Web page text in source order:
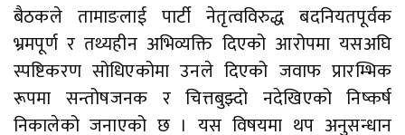
बैठकले तामाङलाई पार्टी नेतृत्वविरुद्ध बदनियतपूर्वक
भ्रमपूर्ण र तथ्यहीन अभिव्यक्ति दिएको आरोपमा यसअघि
स्पष्टिकरण सोधिएकोमा उनले दिएको जवाफ प्रारम्भिक
रूपमा सन्तोषजनक र चित्तबुझ्दो नदेखिएको निष्कर्ष
निकालेको जनाएको छ । यस विषयमा थप अनुसन्धान